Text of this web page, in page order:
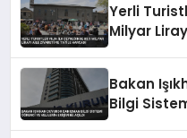
Yerli
Milyar
Bakan
Bilgi